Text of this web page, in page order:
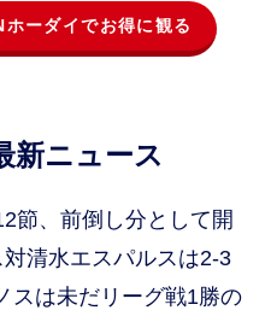
ーダイでお得に観る
新ニュース
節、前倒し分として開
清水エスパルスは2-3
スは未だリーグ戦1勝の